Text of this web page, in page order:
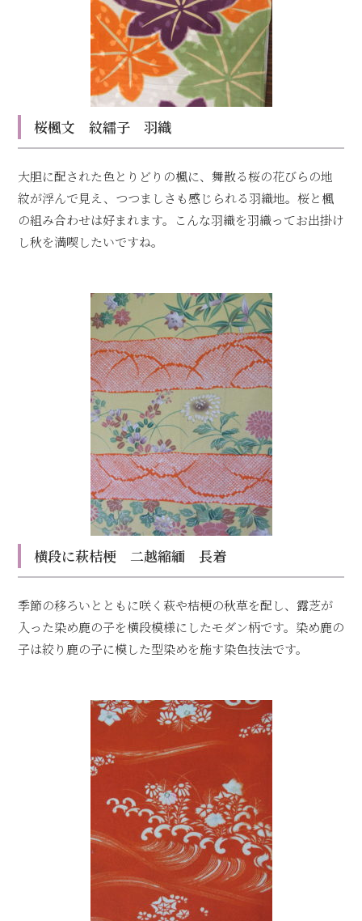
桜楓文 紋繻子 羽織
大胆に配された色とりどりの楓に、舞散る桜の花びらの地
紋が浮んで見え、つつましさも感じられる羽織地。桜と楓
の組み合わせは好まれます。こんな羽織を羽織ってお出掛け
し秋を満喫したいですね。
横段に萩桔梗 二越縮緬 長着
季節の移ろいとともに咲く萩や桔梗の秋草を配し、露芝が
入った染め鹿の子を横段模様にしたモダン柄です。染め鹿の
子は絞り鹿の子に模した型染めを施す染色技法です。